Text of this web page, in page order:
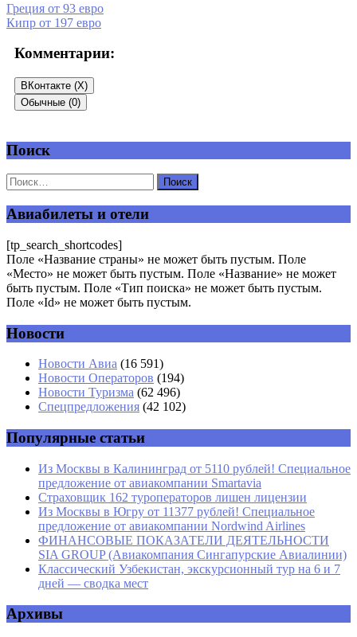
Греция от 93 евро
Кипр от 197 евро
Комментарии:
ВКонтакте (X)
Обычные (0)
Добавить комментарий
Ваш адрес email не будет опубликован.
Имя *
Email*
Поиск
Авиабилеты и отели
[tp_search_shortcodes]
Поле «Название страны» не может быть пустым. Поле
«Место» не может быть пустым. Поле «Название» не может
быть пустым. Поле «Тип поиска» не может быть пустым.
Поле «Id» не может быть пустым.
Новости
Новости Авиа (16 591)
Новости Операторов (194)
Новости Туризма (62 496)
Спецпредложения (42 102)
Популярные статьи
Из Москвы в Калининград от 5110 рублей! Специальное
предложение от авиакомпании Smartavia
Страховщик 162 туроператоров лишен лицензии
Из Москвы в Югру от 11377 рублей! Специальное
предложение от авиакомпании Nordwind Airlines
ФИНАНСОВЫЕ ПОКАЗАТЕЛИ ДЕЯТЕЛЬНОСТИ
SIA GROUP (Авиакомпания Сингапурские Авиалинии)
Классический Узбекистан, экскурсионный тур на 6 и 7
дней — сводка мест
Архивы